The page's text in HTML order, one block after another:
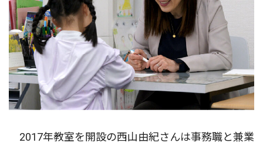
2017年教室を開設の西山由紀さんは事務職と兼業